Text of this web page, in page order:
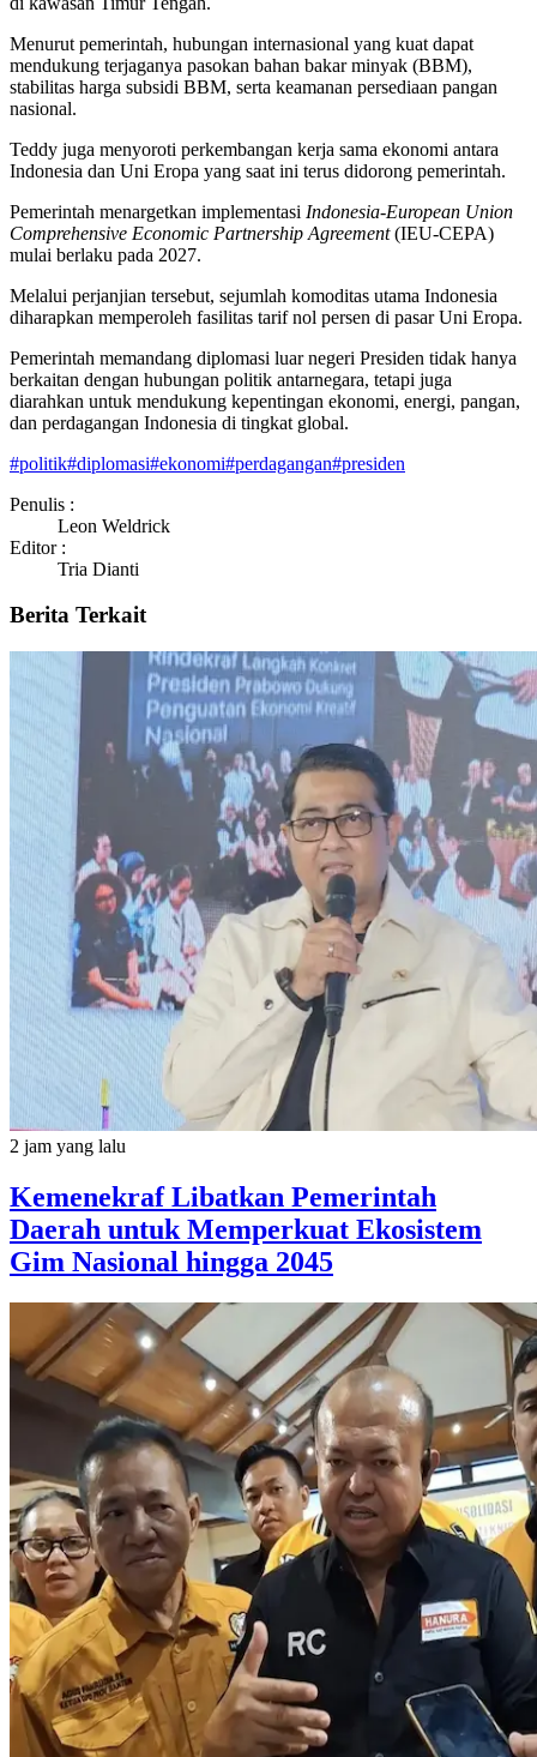
Menurut pemerintah, hubungan internasional yang kuat dapat
mendukung terjaganya pasokan bahan bakar minyak (BBM),
stabilitas harga subsidi BBM, serta keamanan persediaan pangan
nasional.
Teddy juga menyoroti perkembangan kerja sama ekonomi antara
Indonesia dan Uni Eropa yang saat ini terus didorong pemerintah.
Pemerintah menargetkan implementasi Indonesia-European Union
Comprehensive Economic Partnership Agreement(IEU-CEPA)
mulai berlaku pada 2027.
Melalui perjanjian tersebut, sejumlah komoditas utama Indonesia
diharapkan memperoleh fasilitas tarif nol persen di pasar Uni Eropa.
Pemerintah memandang diplomasi luar negeri Presiden tidak hanya
berkaitan dengan hubungan politik antarnegara, tetapi juga
diarahkan untuk mendukung kepentingan ekonomi, energi, pangan,
dan perdagangan Indonesia di tingkat global.
#politik#diplomasi#ekonomi#perdagangan#presiden
Penulis :
Leon Weldrick
Editor :
Tria Dianti
Berita Terkait
2 jam yang lalu
Kemenekraf Libatkan Pemerintah
Daerah untuk Memperkuat Ekosistem
Gim Nasional hingga 2045